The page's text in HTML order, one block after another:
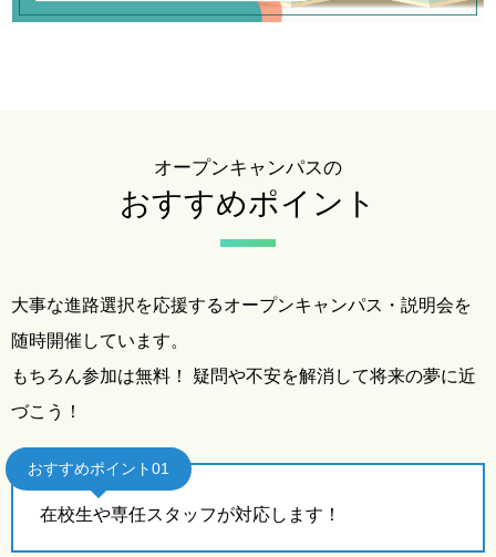
オープンキャンパスの
おすすめポイント
大事な進路選択を応援するオープンキャンパス・説明会を
随時開催しています。
もちろん参加は無料！ 疑問や不安を解消して将来の夢に近
づこう！
おすすめポイント01
在校生や専任スタッフが対応します！